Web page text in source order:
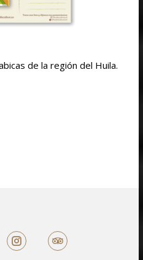
de la región del Huila.
TripAdvisor